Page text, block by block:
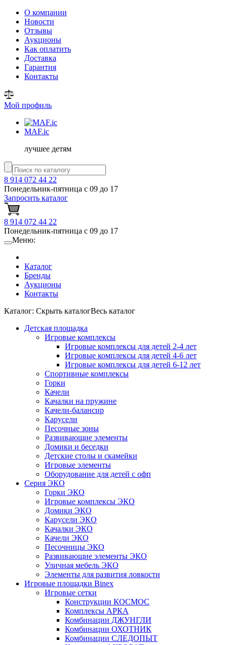
О компании
Новости
Отзывы
Аукционы
Как оплатить
Доставка
Гарантия
Контакты
Мой профиль
MAF.ic
лучшее детям
8 914 072 44 22
Понедельник-пятница с 09 до 17
Запросить каталог
8 914 072 44 22
Понедельник-пятница с 09 до 17
Меню:
Каталог
Бренды
Аукционы
Контакты
Каталог: Cкрыть каталогВесь каталог
Детская площадка
Игровые комплексы
Игровые комплексы для детей 2-4 лет
Игровые комплексы для детей 4-6 лет
Игровые комплексы для детей 6-12 лет
Спортивные комплексы
Горки
Качели
Качалки на пружине
Качели-балансир
Карусели
Песочные зоны
Развивающие элементы
Домики и беседки
Детские столы и скамейки
Игровые элементы
Оборудование для детей с офп
Серия ЭКО
Горки ЭКО
Игровые комплексы ЭКО
Домики ЭКО
Карусели ЭКО
Качалки ЭКО
Качели ЭКО
Песочницы ЭКО
Развивающие элементы ЭКО
Уличная мебель ЭКО
Элементы для развития ловкости
Игровые площадки Binex
Игровые сетки
Конструкции КОСМОС
Комплексы АРКА
Комбинации ДЖУНГЛИ
Комбинации ОХОТНИК
Комбинации СЛЕДОПЫТ